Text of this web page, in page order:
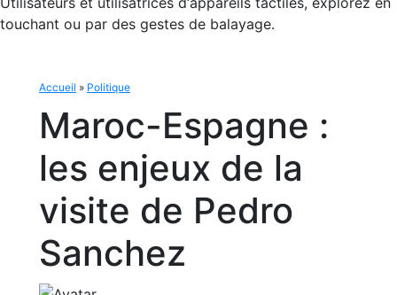
touchant ou par des gestes de balayage.
Accueil » Politique
Maroc-Espagne :
les enjeux de la
visite de Pedro
Sanchez